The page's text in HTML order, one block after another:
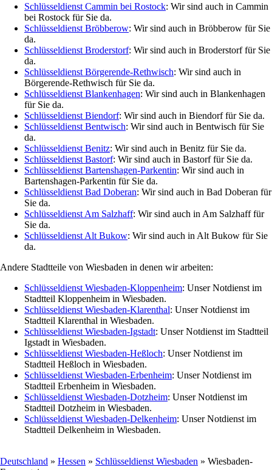
Schlüsseldienst Cammin bei Rostock: Wir sind auch in Cammin
bei Rostock für Sie da.
Schlüsseldienst Bröbberow: Wir sind auch in Bröbberow für Sie
da.
Schlüsseldienst Broderstorf: Wir sind auch in Broderstorf für Sie
da.
Schlüsseldienst Börgerende-Rethwisch: Wir sind auch in
Börgerende-Rethwisch für Sie da.
Schlüsseldienst Blankenhagen: Wir sind auch in Blankenhagen
für Sie da.
Schlüsseldienst Biendorf: Wir sind auch in Biendorf für Sie da.
Schlüsseldienst Bentwisch: Wir sind auch in Bentwisch für Sie
da.
Schlüsseldienst Benitz: Wir sind auch in Benitz für Sie da.
Schlüsseldienst Bastorf: Wir sind auch in Bastorf für Sie da.
Schlüsseldienst Bartenshagen-Parkentin: Wir sind auch in
Bartenshagen-Parkentin für Sie da.
Schlüsseldienst Bad Doberan: Wir sind auch in Bad Doberan für
Sie da.
Schlüsseldienst Am Salzhaff: Wir sind auch in Am Salzhaff für
Sie da.
Schlüsseldienst Alt Bukow: Wir sind auch in Alt Bukow für Sie
da.
Andere Stadtteile von Wiesbaden in denen wir arbeiten:
Schlüsseldienst Wiesbaden-Kloppenheim: Unser Notdienst im
Stadtteil Kloppenheim in Wiesbaden.
Schlüsseldienst Wiesbaden-Klarenthal: Unser Notdienst im
Stadtteil Klarenthal in Wiesbaden.
Schlüsseldienst Wiesbaden-Igstadt: Unser Notdienst im Stadtteil
Igstadt in Wiesbaden.
Schlüsseldienst Wiesbaden-Heßloch: Unser Notdienst im
Stadtteil Heßloch in Wiesbaden.
Schlüsseldienst Wiesbaden-Erbenheim: Unser Notdienst im
Stadtteil Erbenheim in Wiesbaden.
Schlüsseldienst Wiesbaden-Dotzheim: Unser Notdienst im
Stadtteil Dotzheim in Wiesbaden.
Schlüsseldienst Wiesbaden-Delkenheim: Unser Notdienst im
Stadtteil Delkenheim in Wiesbaden.
Deutschland » Hessen » Schlüsseldienst Wiesbaden » Wiesbaden-